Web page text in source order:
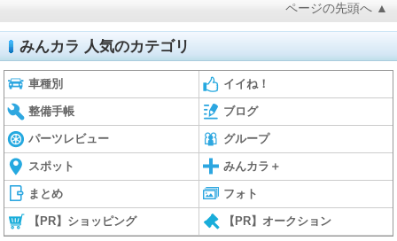
ページの先頭へ ▲
みんカラ 人気のカテゴリ
車種別 イイね！
整備手帳 ブログ
パーツレビュー グループ
スポット みんカラ＋
まとめ フォト
【PR】ショッピング 【PR】オークション